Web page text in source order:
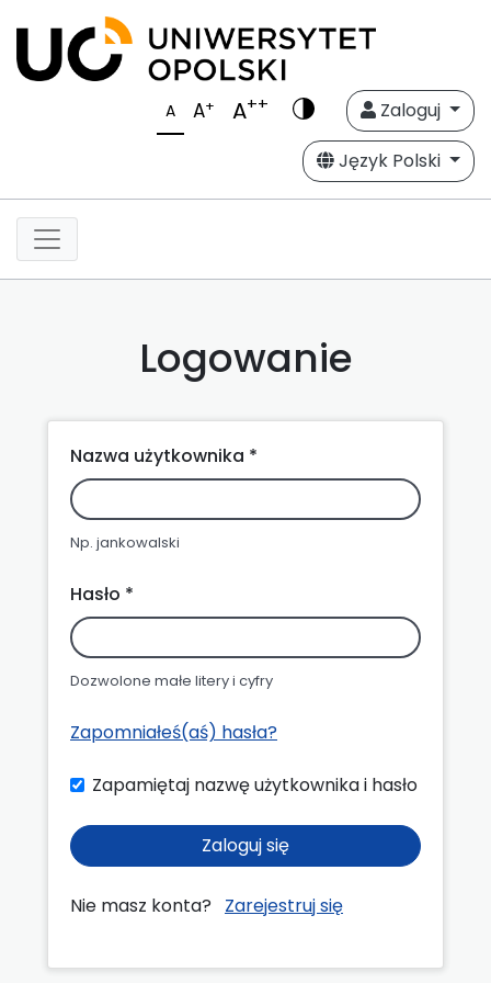
A A+ A++
Zaloguj
Język Polski
Logowanie
Nazwa użytkownika *
Np. jankowalski
Hasło *
Dozwolone małe litery i cyfry
Zapomniałeś(aś) hasła?
Zapamiętaj nazwę użytkownika i hasło
Zaloguj się
Nie masz konta? Zarejestruj się